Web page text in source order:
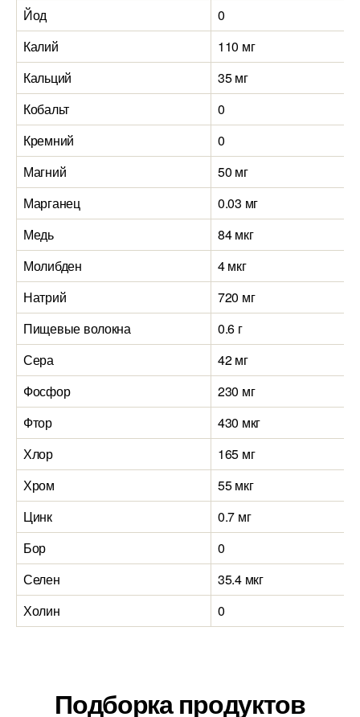
Йод
0
Калий
110 мг
Кальций
35 мг
Кобальт
0
Кремний
0
Магний
50 мг
Марганец
0.03 мг
Медь
84 мкг
Молибден
4 мкг
Натрий
720 мг
Пищевые волокна
0.6 г
Сера
42 мг
Фосфор
230 мг
Фтор
430 мкг
Хлор
165 мг
Хром
55 мкг
Цинк
0.7 мг
Бор
0
Селен
35.4 мкг
Холин
0
Подборка продуктов